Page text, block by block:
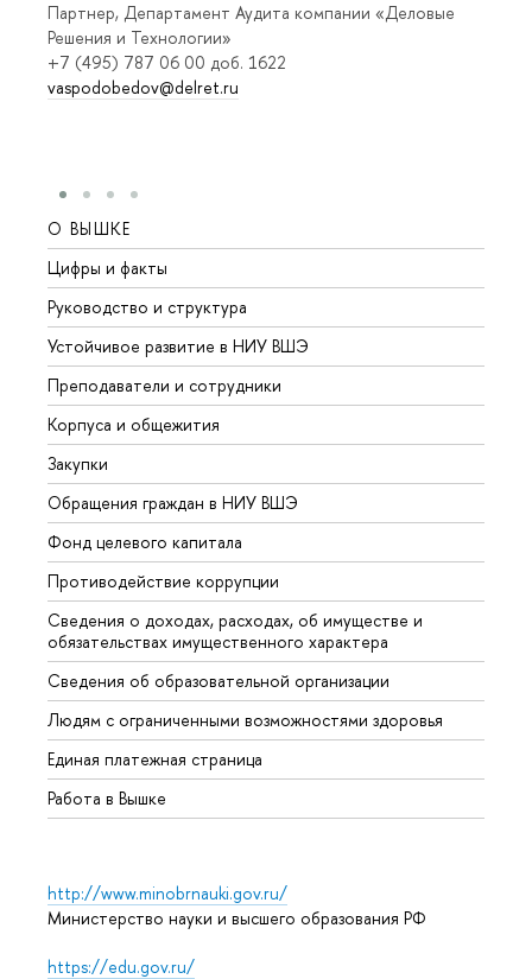
Партнер, Департамент Аудита компании «Деловые
Решения и Технологии»
+7 (495) 787 06 00 доб. 1622
vaspodobedov@delret.ru
О ВЫШКЕ
Цифры и факты
Руководство и структура
Устойчивое развитие в НИУ ВШЭ
Преподаватели и сотрудники
Корпуса и общежития
Закупки
Обращения граждан в НИУ ВШЭ
Фонд целевого капитала
Противодействие коррупции
Сведения о доходах, расходах, об имуществе и
обязательствах имущественного характера
Сведения об образовательной организации
Людям с ограниченными возможностями здоровья
Единая платежная страница
Работа в Вышке
http://www.minobrnauki.gov.ru/
Министерство науки и высшего образования РФ
https://edu.gov.ru/